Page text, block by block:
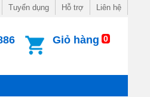
Tuyển dụng Hỗ trợ Liên hệ
0
Giỏ hàng